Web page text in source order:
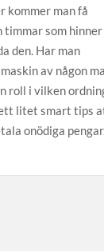
kommer man få
timmar som hinner
den. Har man
av någon
roll i vilken
litet smart tips
onödiga